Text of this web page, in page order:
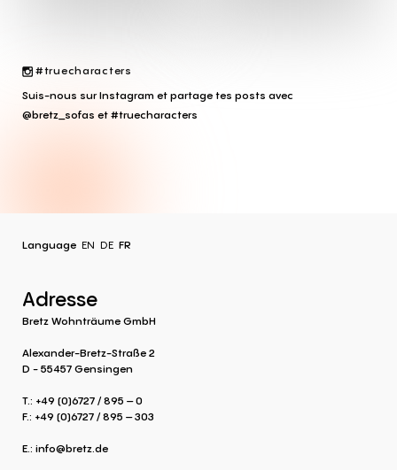
#truecharacters
Suis-nous sur Instagram et partage tes posts avec
@bretz_sofas et #truecharacters
Language EN DE FR
Adresse
Bretz Wohnträume GmbH
Alexander-Bretz-Straße 2
D - 55457 Gensingen
T.: +49 (0)6727 / 895 – 0
F.: +49 (0)6727 / 895 – 303
E.: info@bretz.de